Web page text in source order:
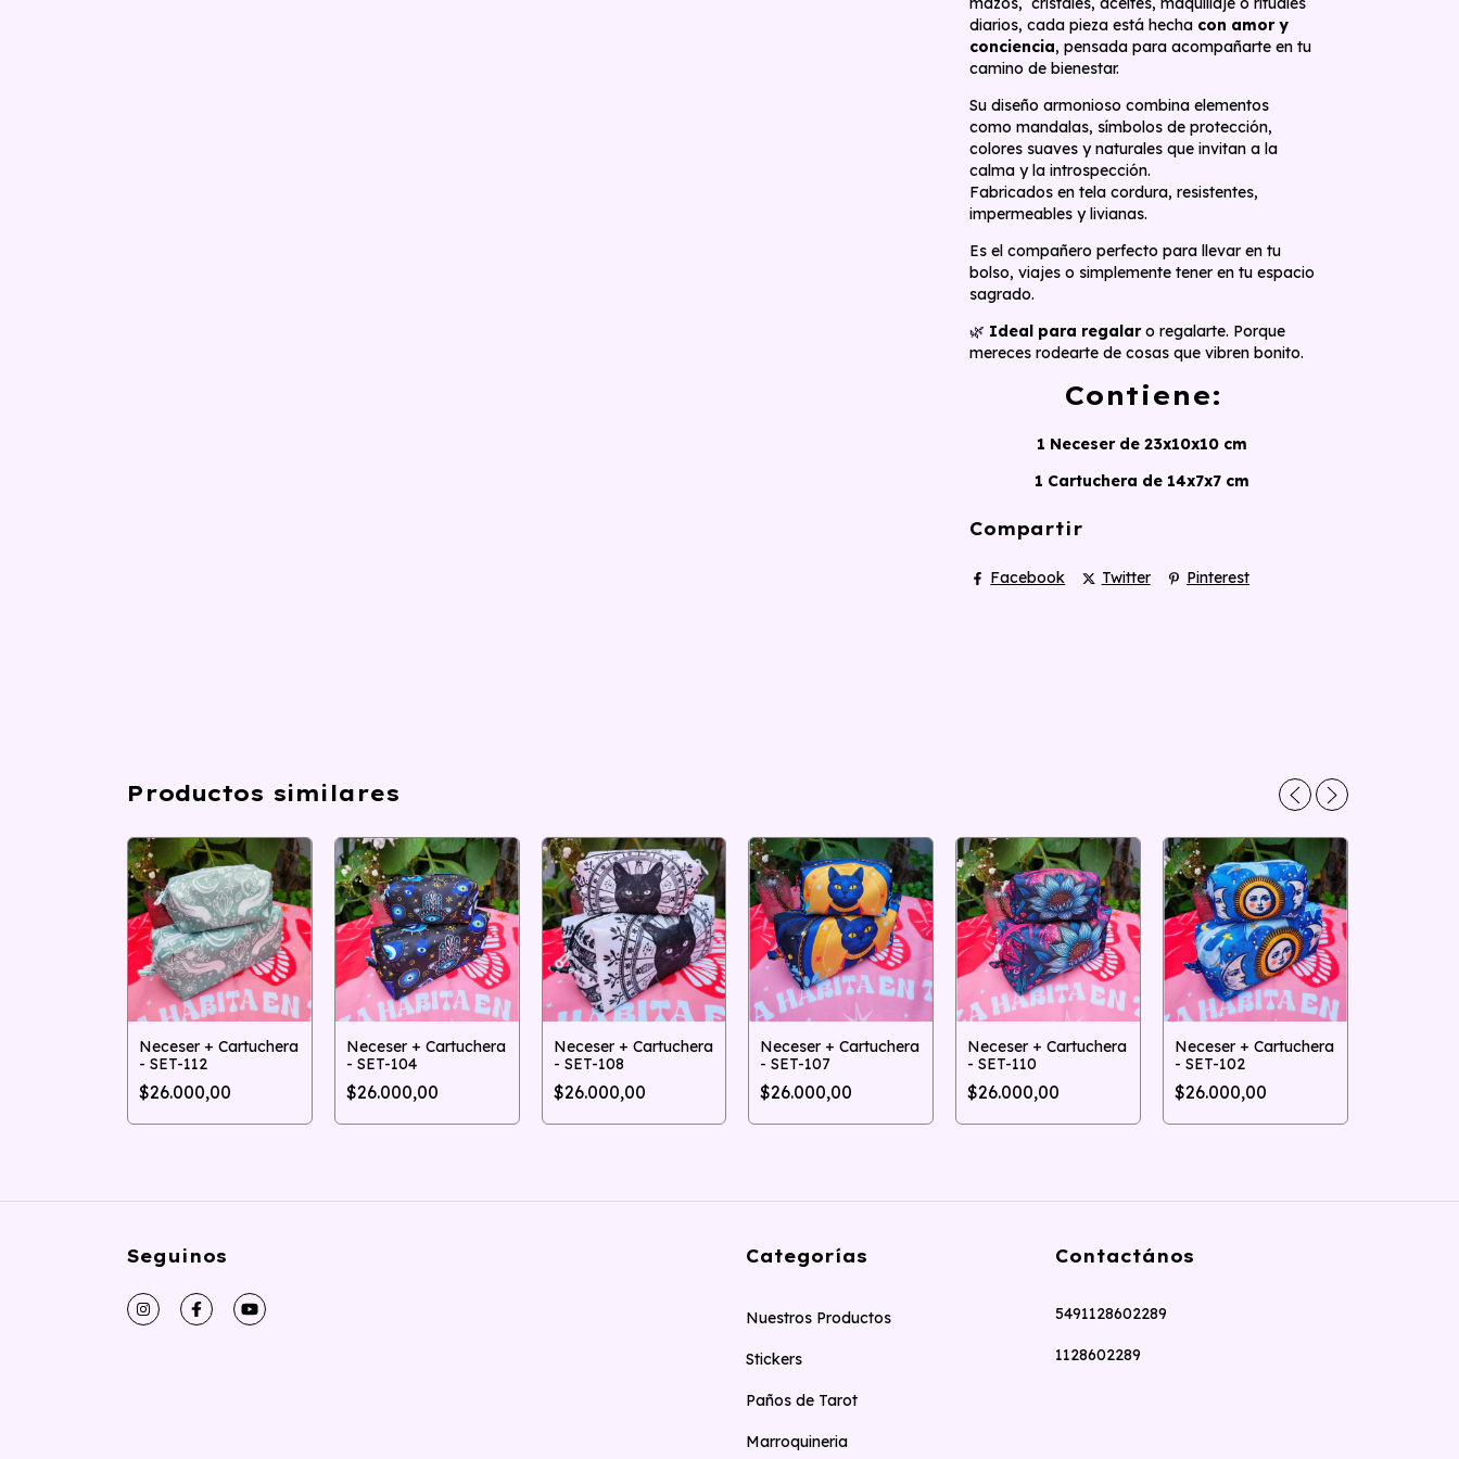
diarios, cada pieza está hecha con amor y
conciencia, pensada para acompañarte en tu
camino de bienestar.
Su diseño armonioso combina elementos
como mandalas, símbolos de protección,
colores suaves y naturales que invitan a la
calma y la introspección.
Fabricados en tela cordura, resistentes,
impermeables y livianas.
Es el compañero perfecto para llevar en tu
bolso, viajes o simplemente tener en tu espacio
sagrado.
🌿 Ideal para regalaro regalarte. Porque
mereces rodearte de cosas que vibren bonito.
Contiene:
1 Neceser de 23x10x10 cm
1 Cartuchera de 14x7x7 cm
Compartir
Facebook Twitter Pinterest
Productos similares
Neceser + Cartuchera
- SET-112
$26.000,00
Neceser + Cartuchera
- SET-104
$26.000,00
Neceser + Cartuchera
- SET-108
$26.000,00
Neceser + Cartuchera
- SET-107
$26.000,00
Neceser + Cartuchera
- SET-110
$26.000,00
Neceser + Cartuchera
- SET-102
$26.000,00
Seguinos Categorías
Nuestros Productos
Stickers
Paños de Tarot
Marroquineria
Contactános
5491128602289
1128602289